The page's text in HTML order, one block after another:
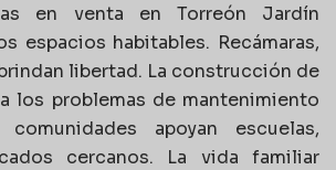
en venta en Torreón Jardín
espacios habitables. Recámaras,
libertad. La construcción de
los problemas de mantenimiento
apoyan escuelas,
cercanos. La vida familiar